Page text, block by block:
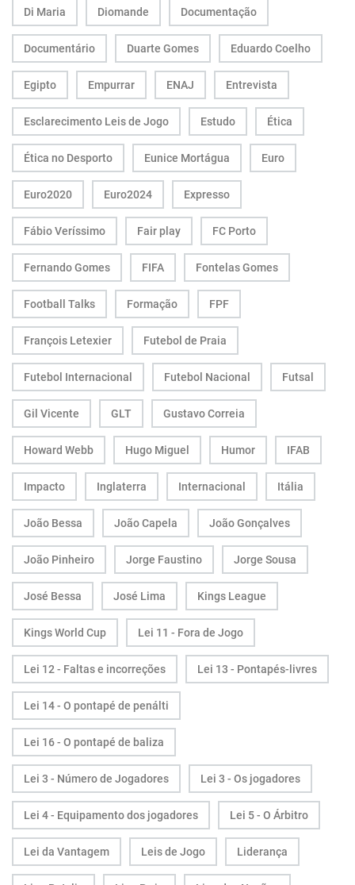
Di Maria Diomande Documentação
Documentário Duarte Gomes Eduardo Coelho
Egipto Empurrar ENAJ Entrevista
Esclarecimento Leis de Jogo Estudo Ética
Ética no Desporto Eunice Mortágua Euro
Euro2020 Euro2024 Expresso
Fábio Veríssimo Fair play FC Porto
Fernando Gomes FIFA Fontelas Gomes
Football Talks Formação FPF
François Letexier Futebol de Praia
Futebol Internacional Futebol Nacional Futsal
Gil Vicente GLT Gustavo Correia
Howard Webb Hugo Miguel Humor IFAB
Impacto Inglaterra Internacional Itália
João Bessa João Capela João Gonçalves
João Pinheiro Jorge Faustino Jorge Sousa
José Bessa José Lima Kings League
Kings World Cup Lei 11 - Fora de Jogo
Lei 12 - Faltas e incorreções Lei 13 - Pontapés-livres
Lei 14 - O pontapé de penálti
Lei 16 - O pontapé de baliza
Lei 3 - Número de Jogadores Lei 3 - Os jogadores
Lei 4 - Equipamento dos jogadores Lei 5 - O Árbitro
Lei da Vantagem Leis de Jogo Liderança